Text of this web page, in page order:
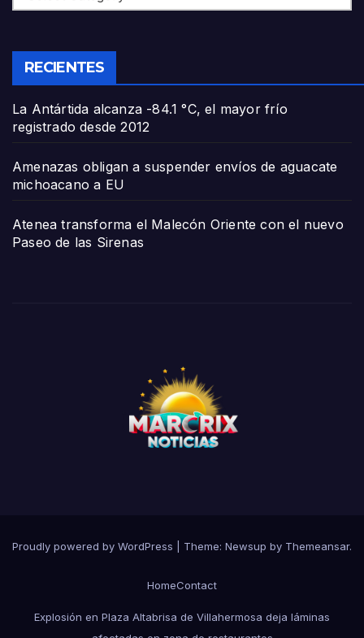
RECIENTES
La Antártida alcanza -84.1 °C, el mayor frío
registrado desde 2012
Amenazas obligan a suspender envíos de aguacate
michoacano a EU
Atenea transforma el Malecón Oriente con el nuevo
Paseo de las Sirenas
Proudly powered by WordPress Theme: Newsup by Themeansar.
HomeContact
Explosión en Plaza Altabrisa de Villahermosa deja láminas